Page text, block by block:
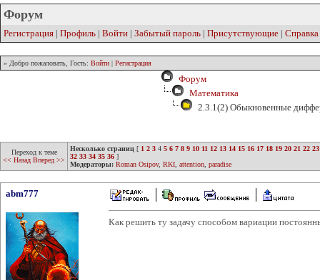
Форум
Регистрация | Профиль | Войти | Забытый пароль | Присутствующие | Справка
» Добро пожаловать, Гость: Войти | Регистрация
Форум
Математика
2.3.1(2) Обыкновенные
Переход к теме
<< Назад Вперед >>
Несколько страниц [ 1 2 3 4 5 6 7 8 9 10 11 12 13 14 15 16 17 18 19 20 21 22 23
32 33 34 35 36 ]
Модераторы: Roman Osipov, RKI attention paradise
abm777
Как решить ту задачу способом вариации